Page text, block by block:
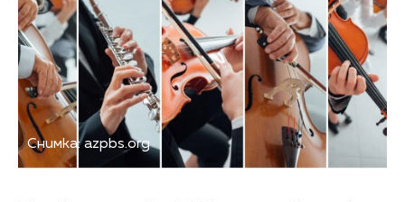
Снимка: azpbs.org